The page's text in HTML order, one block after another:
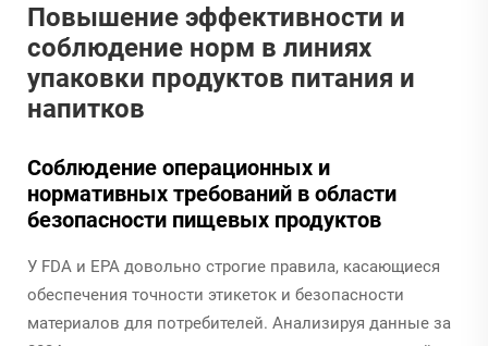
Повышение эффективности и
соблюдение норм в линиях
упаковки продуктов питания и
напитков
Соблюдение операционных и
нормативных требований в области
безопасности пищевых продуктов
У FDA и EPA довольно строгие правила, касающиеся
обеспечения точности этикеток и безопасности
материалов для потребителей. Анализируя данные за